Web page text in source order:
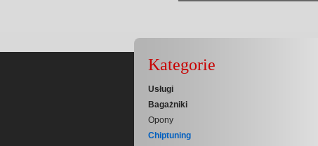
Kategorie
Usługi
Bagażniki
Opony
Chiptuning